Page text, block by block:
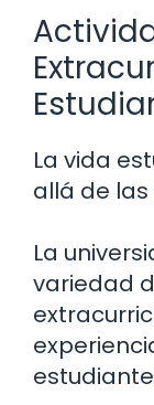
La vida
allá de las
La
variedad